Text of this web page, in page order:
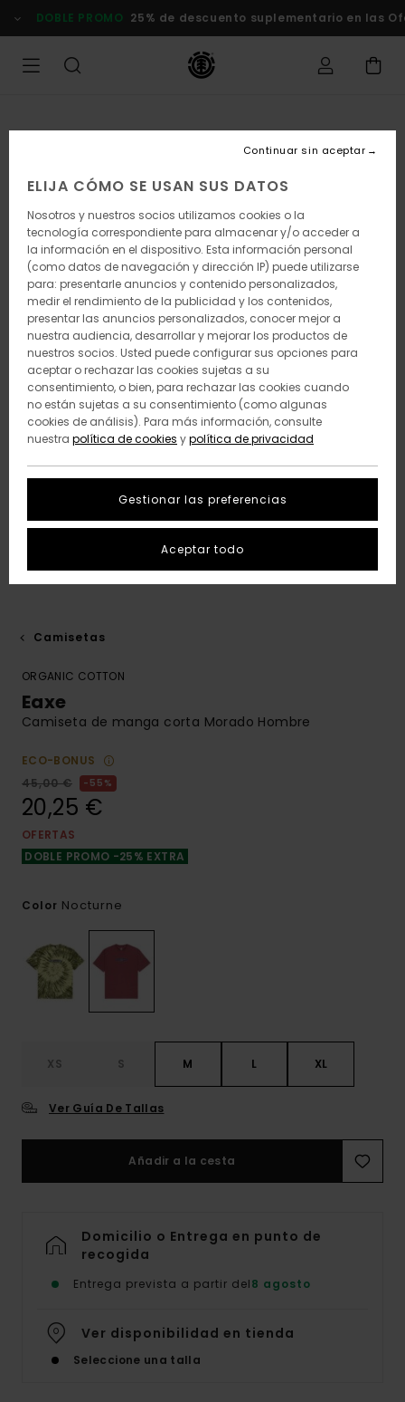
la
DOBLE PROMO 25% de descuento suplementario en las
Camisetas
ORGANIC COTTON
Eaxe
Camiseta de manga corta Morado Hombre
ECO-BONUS
45,00 €
55%
20,25 €
OFERTAS
DOBLE PROMO -25% EXTRA
Color Nocturne
XS S M L XL
Ver Guía De Tallas
Añadir a la cesta
Domicilio o Entrega en punto de
recogida
Entrega prevista a partir del8 agosto
Ver disponibilidad en tienda
Seleccione una talla
ELIJA CÓMO SE USAN SUS DATOS
Nosotros y nuestros socios utilizamos cookies o la
tecnología correspondiente para almacenar y/o acceder a
la información en el dispositivo. Esta información personal
(como datos de navegación y dirección IP) puede utilizarse
para: presentarle anuncios y contenido personalizados,
medir el rendimiento de la publicidad y los contenidos,
presentar las anuncios personalizados, conocer mejor a
nuestra audiencia, desarrollar y mejorar los productos de
nuestros socios. Usted puede configurar sus opciones para
aceptar o rechazar las cookies sujetas a su
consentimiento, o bien, para rechazar las cookies cuando
no están sujetas a su consentimiento (como algunas
cookies de análisis). Para más información, consulte
nuestra política de cookies ypolítica de privacidad
Gestionar las preferencias
Continuar sin aceptar
Aceptar todo